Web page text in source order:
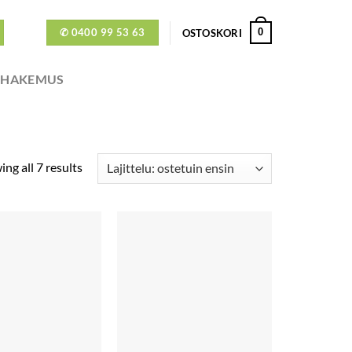
✆ 0400 99 53 63 OSTOSKORI 0
all 7 results